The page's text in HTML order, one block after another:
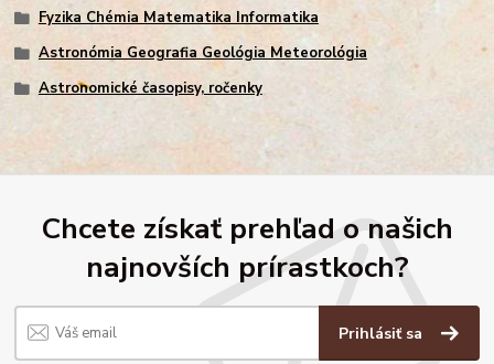
Fyzika Chémia Matematika Informatika
Astronómia Geografia Geológia Meteorológia
Astronomické časopisy, ročenky
Chcete získať prehľad o našich
najnovších prírastkoch?
Prihlásiť sa